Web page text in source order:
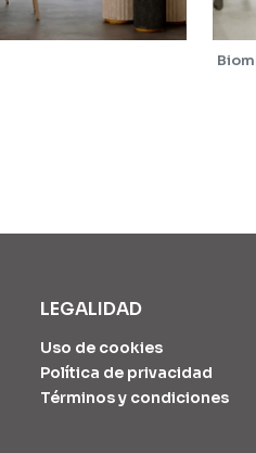
LEGALIDAD
Uso de cookies
Política de privacidad
Términos y condiciones